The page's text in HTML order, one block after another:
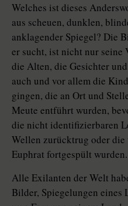
Welches ist dieses
aus scheuen, dunklen,
anklagender Spiegel? Die
er sucht, ist nicht nur
die Alten, die Gesichter
auch und vor allem die
gingen, die an Ort und
Meute entführt wurden,
die nicht identifizierbaren
Wellen zurücktrug oder die
Euphrat fortgespült wurden.
Alle Exilanten der Welt
Bilder, Spiegelungen eines